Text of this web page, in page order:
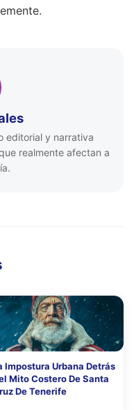
editorial y narrativa
realmente afectan a
Impostura Urbana Detrás
Mito Costero De Santa
De Tenerife